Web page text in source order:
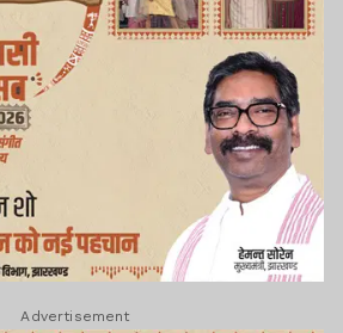
Advertisement